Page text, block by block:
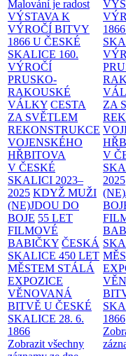
Malování je radost
VÝSTAVA K
VÝROČÍ BITVY
1866 U ČESKÉ
SKALICE 160.
VÝROČÍ
PRUSKO-
RAKOUSKÉ
VÁLKY CESTA
ZA SVĚTLEM
REKONSTRUKCE
VOJENSKÉHO
HŘBITOVA
V ČESKÉ
SKALICI 2023–
2025 KDYŽ MUŽI
(NE)JDOU DO
BOJE 55 LET
FILMOVÉ
BABIČKY ČESKÁ
SKALICE 450 LET
MĚSTEM STÁLÁ
EXPOZICE
VĚNOVANÁ
BITVĚ U ČESKÉ
SKALICE 28. 6.
1866
Zobrazit všechny
ZA
V
2025
1866